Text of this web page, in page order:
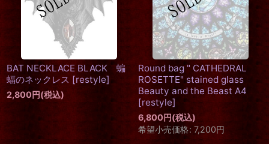
BAT NECKLACE BLACK 蝙
蝠のネックレス [restyle]
2,800円(税込)
Round bag " CATHEDRAL
ROSETTE" stained glass
Beauty and the Beast A4
[restyle]
6,800円(税込)
希望小売価格: 7,200円